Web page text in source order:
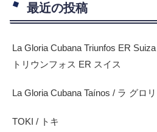
最近の投稿
La Gloria Cubana Triunfos ER
トリウンフォス ER スイス
La Gloria Cubana Taínos / ラ グロ
TOKI / トキ